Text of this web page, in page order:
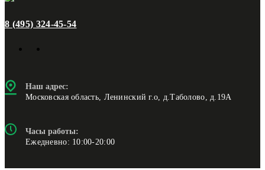
8 (495) 324-45-54
Наш адрес:
Московская область, Ленинский г.о, д.Таболово, д.19А
Часы работы:
Ежедневно: 10:00-20:00